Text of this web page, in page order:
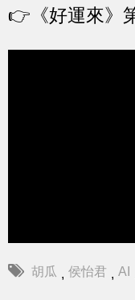
👉 《好運來
胡瓜 , 侯怡君 , AI